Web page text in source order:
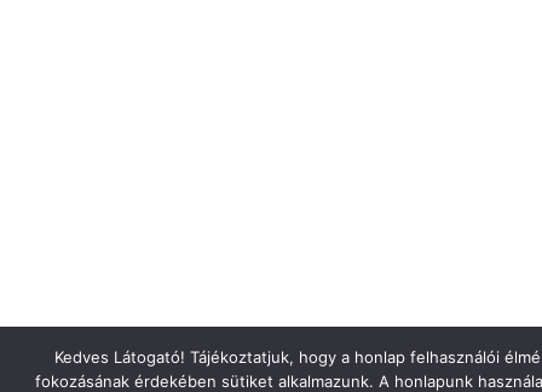
Kedves Látogató! Tájékoztatjuk, hogy a honlap felhasználói
fokozásának érdekében sütiket alkalmazunk. A honlapunk